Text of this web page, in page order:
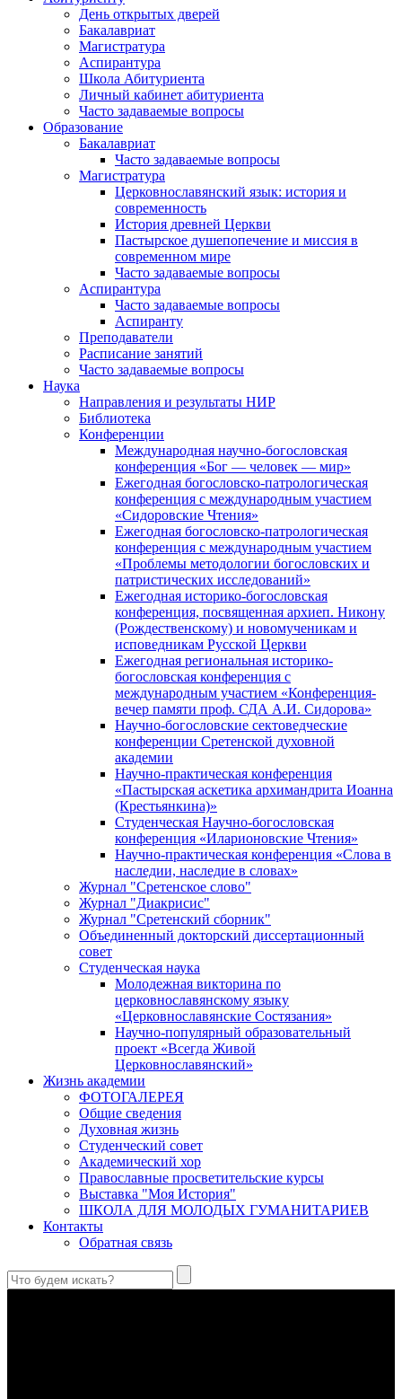
День открытых дверей
Бакалавриат
Магистратура
Аспирантура
Школа Абитуриента
Личный кабинет абитуриента
Часто задаваемые вопросы
Образование
Бакалавриат
Часто задаваемые вопросы
Магистратура
Церковнославянский язык: история и
современность
История древней Церкви
Пастырское душепопечение и миссия в
современном мире
Часто задаваемые вопросы
Аспирантура
Часто задаваемые вопросы
Аспиранту
Преподаватели
Расписание занятий
Часто задаваемые вопросы
Наука
Направления и результаты НИР
Библиотека
Конференции
Международная научно-богословская
конференция «Бог — человек — мир»
Ежегодная богословско-патрологическая
конференция с международным участием
«Сидоровские Чтения»
Ежегодная богословско-патрологическая
конференция с международным участием
«Проблемы методологии богословских и
патристических исследований»
Ежегодная историко-богословская
конференция, посвященная архиеп. Никону
(Рождественскому) и новомученикам и
исповедникам Русской Церкви
Ежегодная региональная историко-
богословская конференция с
международным участием «Конференция-
вечер памяти проф. СДА А.И. Сидорова»
Научно-богословские сектоведческие
конференции Сретенской духовной
академии
Научно-практическая конференция
«Пастырская аскетика архимандрита Иоанна
(Крестьянкина)»
Студенческая Научно-богословская
конференция «Иларионовские Чтения»
Научно-практическая конференция «Cлова в
наследии, наследие в словах»
Журнал "Сретенское слово"
Журнал "Диакрисис"
Журнал "Сретенский сборник"
Объединенный докторский диссертационный
совет
Студенческая наука
Молодежная викторина по
церковнославянскому языку
«Церковнославянские Состязания»
Научно-популярный образовательный
проект «Всегда Живой
Церковнославянский»
Жизнь академии
ФОТОГАЛЕРЕЯ
Общие сведения
Духовная жизнь
Студенческий совет
Академический хор
Православные просветительские курсы
Выставка "Моя История"
ШКОЛА ДЛЯ МОЛОДЫХ ГУМАНИТАРИЕВ
Контакты
Обратная связь